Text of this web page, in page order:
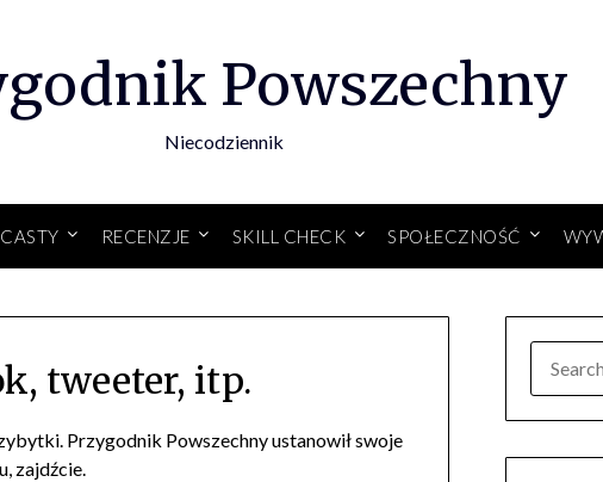
Powszechny
Niecodziennik
RECENZJE SKILL CHECK SPOŁECZNOŚĆ
tweeter, itp.
Przygodnik Powszechny ustanowił swoje
zajdźcie.
FOR: